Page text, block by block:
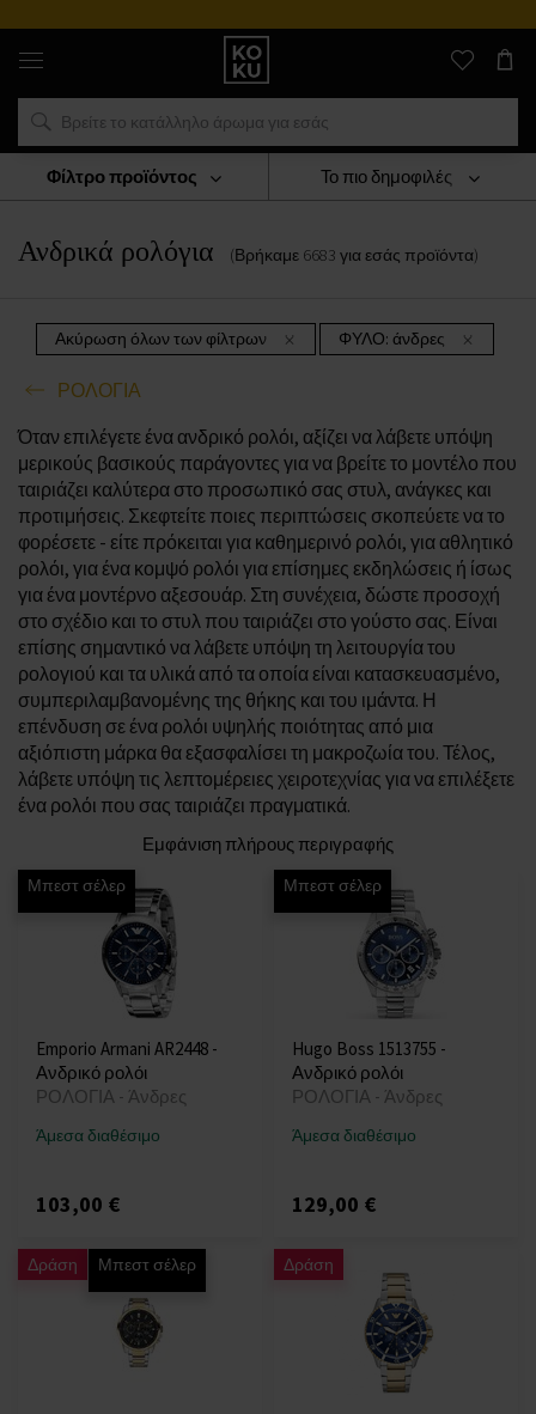
Αυθεντικά
αρώματα
και
ρολόγια
σε
μέρος
ΡΟΛΟΓΙΑ
Ανδρικά Ρολόγια
Ανδρικά ρολόγια (Βρήκαμε 6683 για εσάς προϊόντα)
Το πιο δημοφιλές
Ακύρωση όλων των φίλτρων ΦΥΛΟ: άνδρες
ΡΟΛΟΓΙΑ
Φίλτρο προϊόντος
Όταν επιλέγετε ένα ανδρικό ρολόι, αξίζει να λάβετε υπόψη
μερικούς βασικούς παράγοντες για να βρείτε το μοντέλο που
ταιριάζει καλύτερα στο προσωπικό σας στυλ, ανάγκες και
προτιμήσεις. Σκεφτείτε ποιες περιπτώσεις σκοπεύετε να το
φορέσετε - είτε πρόκειται για καθημερινό ρολόι, για αθλητικό
ρολόι, για ένα κομψό ρολόι για επίσημες εκδηλώσεις ή ίσως
για ένα μοντέρνο αξεσουάρ. Στη συνέχεια, δώστε προσοχή
στο σχέδιο και το στυλ που ταιριάζει στο γούστο σας. Είναι
επίσης σημαντικό να λάβετε υπόψη τη λειτουργία του
ρολογιού και τα υλικά από τα οποία είναι κατασκευασμένο,
συμπεριλαμβανομένης της θήκης και του ιμάντα. Η
επένδυση σε ένα ρολόι υψηλής ποιότητας από μια
αξιόπιστη μάρκα θα εξασφαλίσει τη μακροζωία του. Τέλος,
λάβετε υπόψη τις λεπτομέρειες χειροτεχνίας για να επιλέξετε
ένα ρολόι που σας ταιριάζει πραγματικά.
Εμφάνιση πλήρους περιγραφής
Μπεστ σέλερ
Emporio Armani AR2448 -
Ανδρικό ρολόι
ΡΟΛΟΓΙΑ - Άνδρες
Άμεσα διαθέσιμο
103,00 €
Μπεστ σέλερ
Hugo Boss 1513755 -
Ανδρικό ρολόι
ΡΟΛΟΓΙΑ - Άνδρες
Άμεσα διαθέσιμο
129,00 €
Δράση Μπεστ σέλερ Δράση